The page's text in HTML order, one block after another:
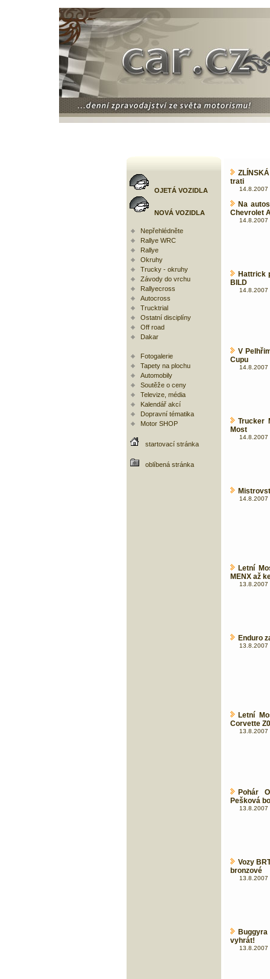
OJETÁ VOZIDLA
NOVÁ VOZIDLA
Nepřehlédněte
Rallye WRC
Rallye
Okruhy
Trucky - okruhy
Závody do vrchu
Rallyecross
Autocross
Trucktrial
Ostatní disciplíny
Off road
Dakar
Fotogalerie
Tapety na plochu
Automobily
Soutěže o ceny
Televize, média
Kalendář akcí
Dopravní tématika
Motor SHOP
startovací stránka
oblíbená stránka
trati
14.8.2007
Na
Chevrolet
14.8.2007
Hattrick
BILD
14.8.2007
V
Cupu
14.8.2007
Trucker
Most
14.8.2007
14.8.2007
Letní
MENX až
13.8.2007
Enduro
13.8.2007
Letní
Corvette
13.8.2007
Pohár
Pešková
13.8.2007
Vozy
bronzové
13.8.2007
vyhrát!
13.8.2007